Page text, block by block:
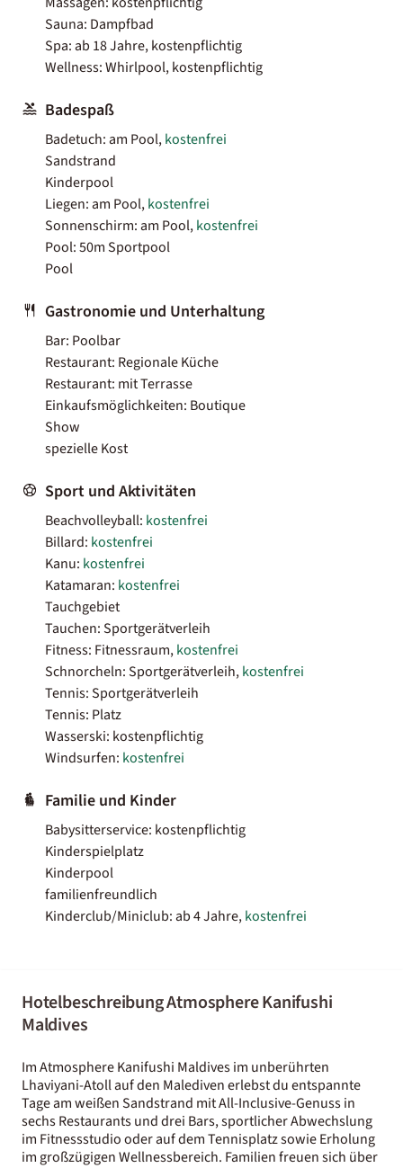
Sauna: Dampfbad
Spa: ab 18 Jahre, kostenpflichtig
Wellness: Whirlpool, kostenpflichtig
Badespaß
Badetuch: am Pool,kostenfrei
Sandstrand
Kinderpool
Liegen: am Pool,kostenfrei
Sonnenschirm: am Pool,kostenfrei
Pool: 50m Sportpool
Pool
Gastronomie und Unterhaltung
Bar: Poolbar
Restaurant: Regionale Küche
Restaurant: mit Terrasse
Einkaufsmöglichkeiten: Boutique
Show
spezielle Kost
Sport und Aktivitäten
Beachvolleyball: kostenfrei
Billard: kostenfrei
Kanu: kostenfrei
Katamaran: kostenfrei
Tauchgebiet
Tauchen: Sportgerätverleih
Fitness: Fitnessraum,kostenfrei
Schnorcheln: Sportgerätverleih,kostenfrei
Tennis: Sportgerätverleih
Tennis: Platz
Wasserski: kostenpflichtig
Windsurfen: kostenfrei
Familie und Kinder
Babysitterservice: kostenpflichtig
Kinderspielplatz
Kinderpool
familienfreundlich
Kinderclub/Miniclub: ab 4 Jahre,kostenfrei
Hotelbeschreibung Atmosphere Kanifushi
Maldives
Im Atmosphere Kanifushi Maldives im unberührten
Lhaviyani-Atoll auf den Malediven erlebst du entspannte
Tage am weißen Sandstrand mit All-Inclusive-Genuss in
sechs Restaurants und drei Bars, sportlicher Abwechslung
im Fitnessstudio oder auf dem Tennisplatz sowie Erholung
im großzügigen Wellnessbereich. Familien freuen sich über